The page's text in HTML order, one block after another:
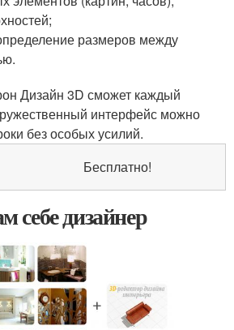
размеров между
Дизайн 3D сможет каждый
интерфейс можно
без особых усилий.
Бесплатно!
себе дизайнер